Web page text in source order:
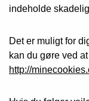
indeholde
Det er muligt for
kan du gøre ved
http://